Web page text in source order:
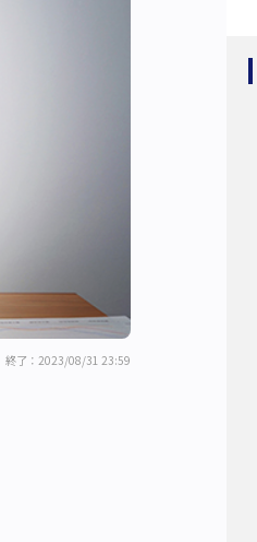
終了：2023/08/31 23:59